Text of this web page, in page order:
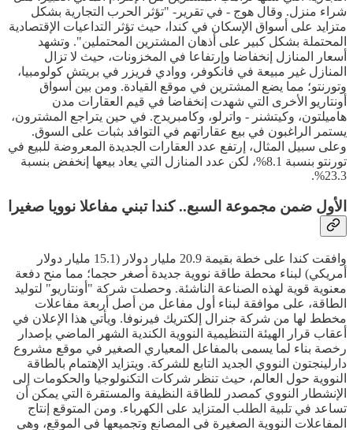
شراء منزل. وقال هوج - في تقرير- "تؤثر الحرب التجارية بشكل
متزايد على أسواق الإسكان في كندا، حيث تؤثر التداعيات الإقتصادية
المحتملة بشكل كبير على أذهان المشترين المحتملين". وتشهد
أسعار المنازل إنخفاضا وإرتفاعا في المخزونات، حيث لا تزال
المنازل غير مبيعة في فانكوفر، ووادي فريزر في بريتش كولومبيا،
وتورنتو؛ مما يضع المشترين في موقع القيادة. ومن بين أسواق
أونتاريو الأخرى التي شهدت إنخفاضا في قيم العقارات مدن
هاميلتون، وكيتشنر - واترلو، وكامبريدج. في حين يتراجع المشترون،
يستمر الراغبون في بيع عقاراتهم في التوافد بثبات على السوق.
وعلى سبيل المثال، إرتفع عدد العقارات الجديدة المعروضة للبيع في
تورنتو بنسبة 8.1%، لكن عدد المنازل التي يعاد بيعها إنخفض بنسبة
23.3%.
الأول ضمن مجموعة السبع.. كندا تبني مفاعلا نوويا صغيرا
وافقت كندا على خطة بقيمة 20.9 مليار دولار (15.1 مليار دولار
أمريكي) لبناء محطة طاقة نووية جديدة أصغر حجما؛ مما منح دفعة
معنوية قوية لهذه الصناعة الناشئة. وحصلت شركة "أونتاريو" لتوليد
الطاقة، على موافقة لبناء أول مفاعل من أصل أربعة مفاعلات
مخطط لها من شركة جنرال إلكتريك فيرنوفا. ويأتي هذا الإعلان في
أعقاب قرار الهيئة التنظيمية النووية الكندية الشهر الماضي بإصدار
رخصة بناء لما يسمى بالمفاعل المعياري الصغير في موقع مشروع
دارلينجتون النووي الجديد التابع للشركة. ويتزايد الإهتمام بالطاقة
النووية حول العالم، حيث تنظر شركات التكنولوجيا والحكومات إلى
الإنشطار النووي كمصدر للطاقة النظيفة والمستقرة التي يمكن أن
تساعد في تلبية الطلب المتزايد على الكهرباء. ومن المتوقع إنتاج
المفاعلات النووية الصغيرة في المصانع وتجميعها في الموقع، وهي